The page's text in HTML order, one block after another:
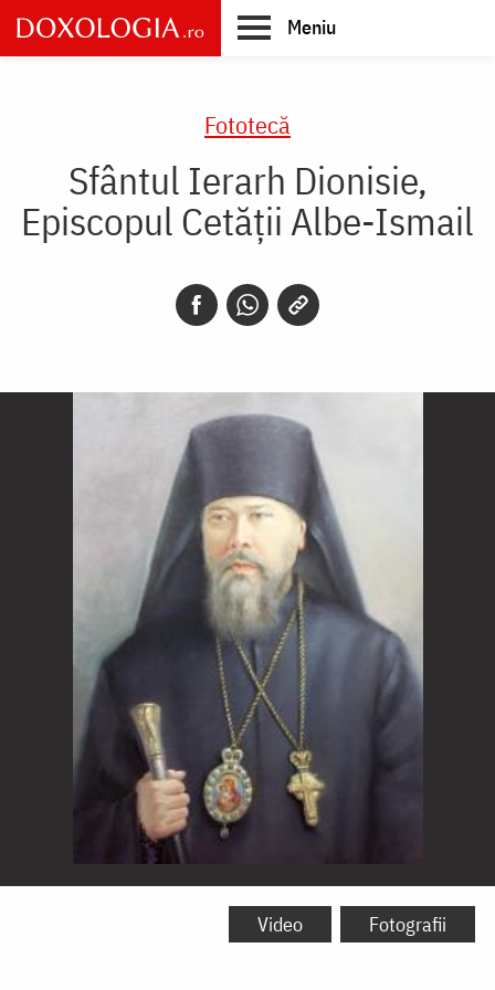
Skip
to
main
Meniu
Fototecă
Sfântul Ierarh Dionisie,
Episcopul Cetății Albe-Ismail
Sfântul
Video Fotografii